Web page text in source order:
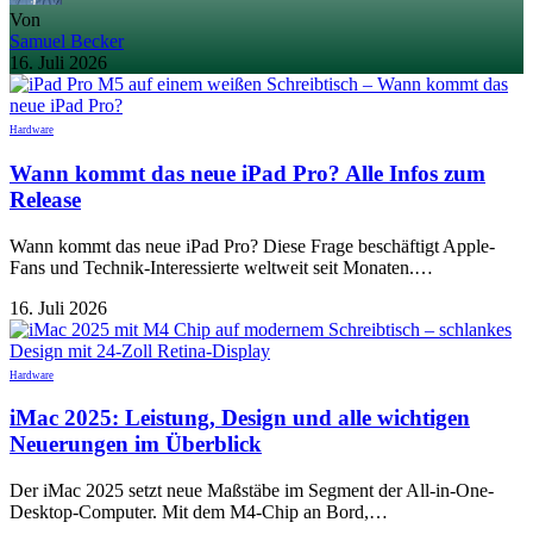
Von
Samuel Becker
16. Juli 2026
Hardware
Wann kommt das neue iPad Pro? Alle Infos zum
Release
Wann kommt das neue iPad Pro? Diese Frage beschäftigt Apple-
Fans und Technik-Interessierte weltweit seit Monaten.…
16. Juli 2026
Hardware
iMac 2025: Leistung, Design und alle wichtigen
Neuerungen im Überblick
Der iMac 2025 setzt neue Maßstäbe im Segment der All-in-One-
Desktop-Computer. Mit dem M4-Chip an Bord,…